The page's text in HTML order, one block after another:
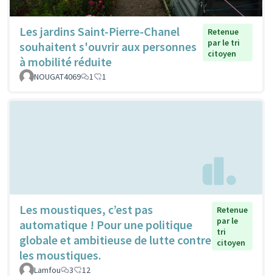
Les jardins Saint-Pierre-Chanel
souhaitent s'ouvrir aux personnes
à mobilité réduite
Retenue
par le tri
citoyen
NOUGAT4069 1 1
Les moustiques, c’est pas
automatique ! Pour une politique
globale et ambitieuse de lutte contre
les moustiques.
Retenue
par le
tri
citoyen
Lamfou 3 12